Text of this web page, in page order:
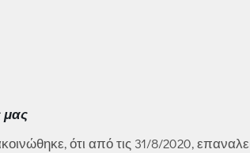
μας
ότι από τις 31/8/2020,